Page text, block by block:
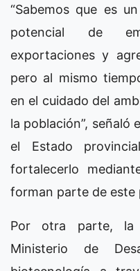
“Sabemos que es
potencial de
exportaciones y
pero al mismo
en el cuidado del
la población”, señaló
el Estado
fortalecerlo
forman parte de este
Por otra parte,
Ministerio de